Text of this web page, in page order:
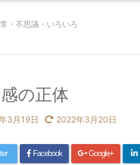
・不思議・いろいろ
の正体
3月19日 2022年3月20日
Facebook Google+